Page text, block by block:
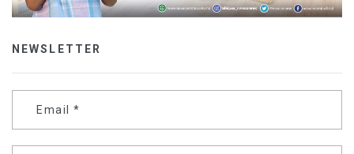
NEWSLETTER
Email *